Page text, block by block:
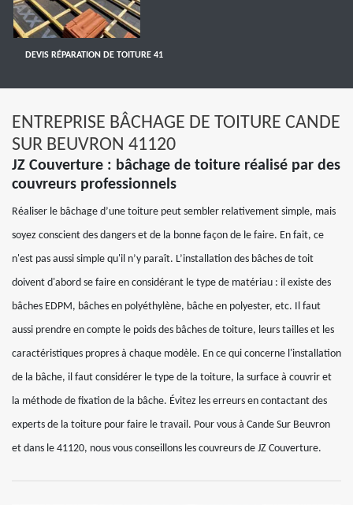
DEVIS RÉPARATION DE TOITURE 41
ENTREPRISE BÂCHAGE DE TOITURE CANDE
SUR BEUVRON 41120
JZ Couverture : bâchage de toiture réalisé par des
couvreurs professionnels
Réaliser le bâchage d’une toiture peut sembler relativement simple, mais
soyez conscient des dangers et de la bonne façon de le faire. En fait, ce
n'est pas aussi simple qu'il n’y paraît. L’installation des bâches de toit
doivent d'abord se faire en considérant le type de matériau : il existe des
bâches EDPM, bâches en polyéthylène, bâche en polyester, etc. Il faut
aussi prendre en compte le poids des bâches de toiture, leurs tailles et les
caractéristiques propres à chaque modèle. En ce qui concerne l'installation
de la bâche, il faut considérer le type de la toiture, la surface à couvrir et
la méthode de fixation de la bâche. Évitez les erreurs en contactant des
experts de la toiture pour faire le travail. Pour vous à Cande Sur Beuvron
et dans le 41120, nous vous conseillons les couvreurs de JZ Couverture.